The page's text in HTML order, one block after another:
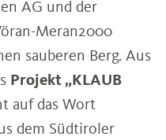
AG und der
Meran2000
sauberen Berg. Aus
Projekt „KLAUB
auf das Wort
dem Südtiroler